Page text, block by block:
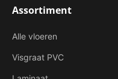
Assortiment
Alle vloeren
Visgraat PVC